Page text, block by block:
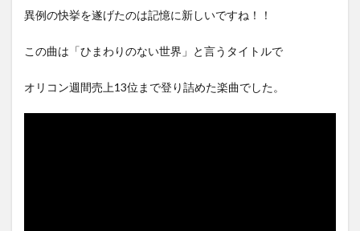
異例の快挙を遂げたのは記憶に新しいですね！！
この曲は「ひまわりのない世界」と言うタイトルで
オリコン週間売上13位まで登り詰めた楽曲でした。